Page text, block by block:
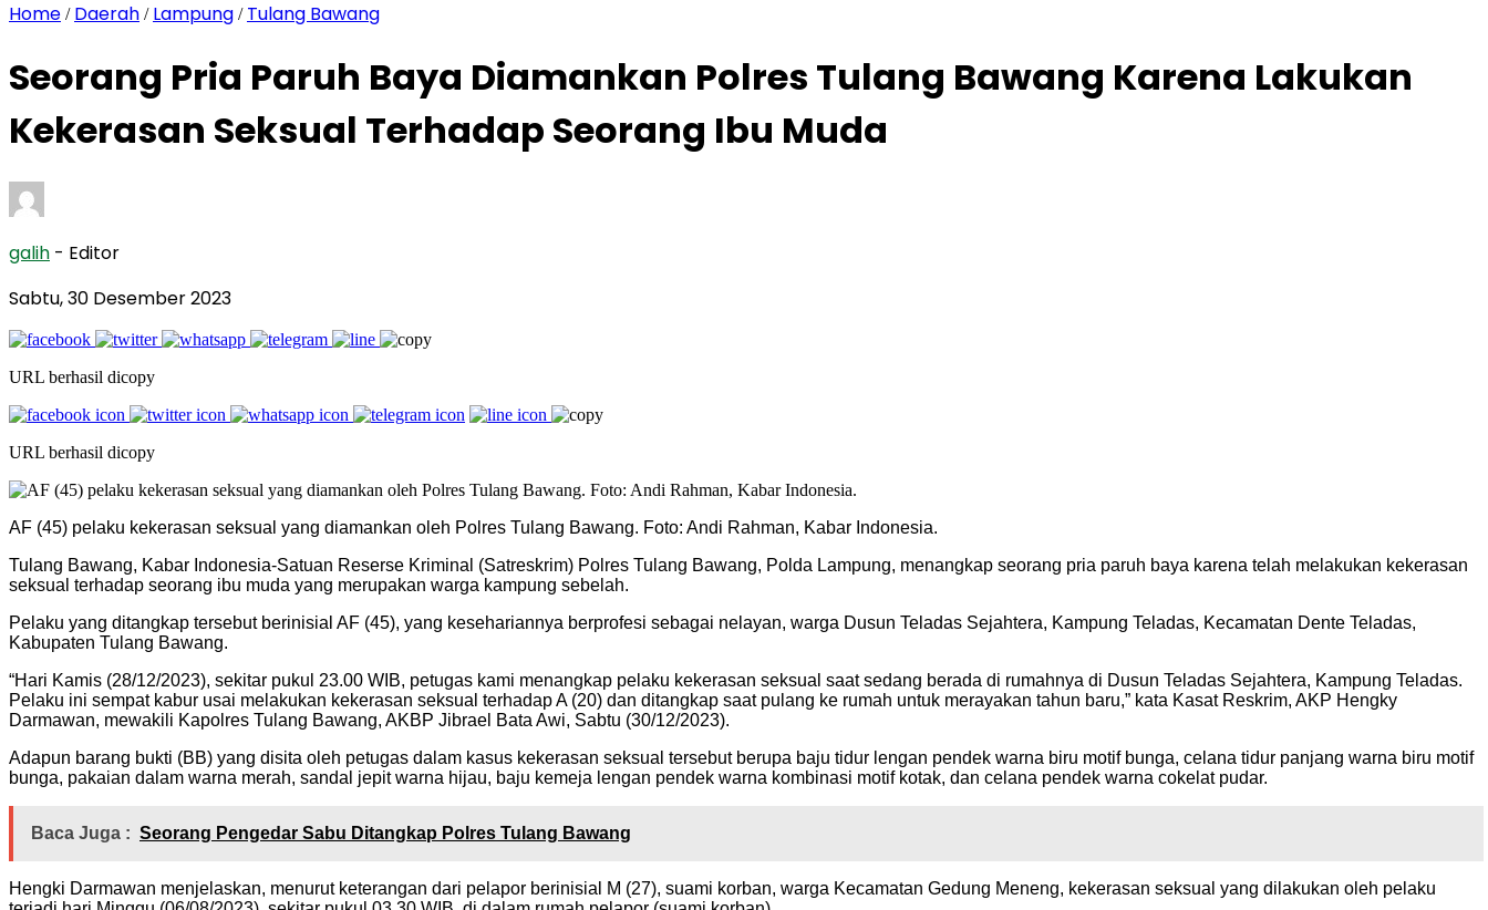
Home / Daerah / Lampung / Tulang Bawang
Seorang Pria Paruh Baya Diamankan Polres Tulang Bawang Karena Lakukan
Kekerasan Seksual Terhadap Seorang Ibu Muda
galih - Editor
Sabtu, 30 Desember 2023
URL berhasil dicopy
URL berhasil dicopy
AF (45) pelaku kekerasan seksual yang diamankan oleh Polres Tulang Bawang. Foto: Andi Rahman, Kabar Indonesia.
Tulang Bawang, Kabar Indonesia-Satuan Reserse Kriminal (Satreskrim) Polres Tulang Bawang, Polda Lampung, menangkap seorang pria paruh baya karena telah melakukan kekerasan
seksual terhadap seorang ibu muda yang merupakan warga kampung sebelah.
Pelaku yang ditangkap tersebut berinisial AF (45), yang kesehariannya berprofesi sebagai nelayan, warga Dusun Teladas Sejahtera, Kampung Teladas, Kecamatan Dente Teladas,
Kabupaten Tulang Bawang.
“Hari Kamis (28/12/2023), sekitar pukul 23.00 WIB, petugas kami menangkap pelaku kekerasan seksual saat sedang berada di rumahnya di Dusun Teladas Sejahtera, Kampung Teladas.
Pelaku ini sempat kabur usai melakukan kekerasan seksual terhadap A (20) dan ditangkap saat pulang ke rumah untuk merayakan tahun baru,” kata Kasat Reskrim, AKP Hengky
Darmawan, mewakili Kapolres Tulang Bawang, AKBP Jibrael Bata Awi, Sabtu (30/12/2023).
Adapun barang bukti (BB) yang disita oleh petugas dalam kasus kekerasan seksual tersebut berupa baju tidur lengan pendek warna biru motif bunga, celana tidur panjang warna biru motif
bunga, pakaian dalam warna merah, sandal jepit warna hijau, baju kemeja lengan pendek warna kombinasi motif kotak, dan celana pendek warna cokelat pudar.
Baca Juga : Seorang Pengedar Sabu Ditangkap Polres Tulang Bawang
Hengki Darmawan menjelaskan, menurut keterangan dari pelapor berinisial M (27), suami korban, warga Kecamatan Gedung Meneng, kekerasan seksual yang dilakukan oleh pelaku